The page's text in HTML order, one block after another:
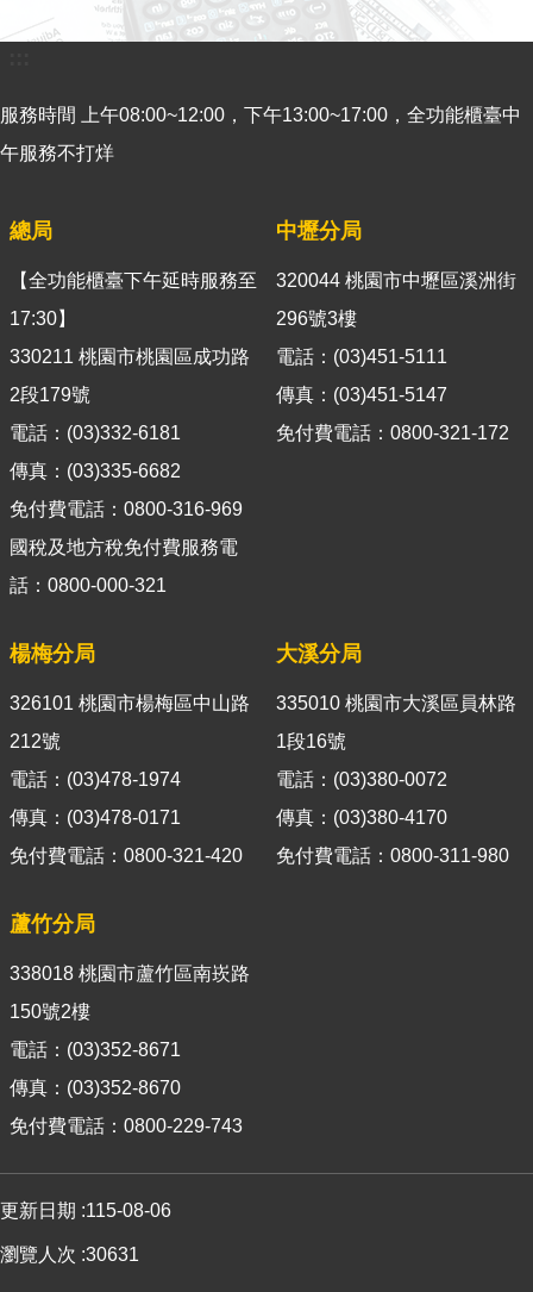
宣
區
導
視
訊
服
房
屋
稅
2.0
更
服
返
回
官
Indonesia
Nam
English
站
導
市
信
服務時間 上午08:00~12:00，下午13:00~17:00，全功能櫃臺中
午服務不打烊
總局
【全功能櫃臺下午延時服務至
17:30】
330211 桃園市桃園區成功路
2段179號
電話：(03)332-6181
傳真：(03)335-6682
免付費電話：0800-316-969
國稅及地方稅免付費服務電
話：0800-000-321
中壢分局
320044 桃園市中壢區溪洲街
296號3樓
電話：(03)451-5111
傳真：(03)451-5147
免付費電話：0800-321-172
楊梅分局
326101 桃園市楊梅區中山路
212號
電話：(03)478-1974
傳真：(03)478-0171
免付費電話：0800-321-420
大溪分局
335010 桃園市大溪區員林路
1段16號
電話：(03)380-0072
傳真：(03)380-4170
免付費電話：0800-311-980
蘆竹分局
338018 桃園市蘆竹區南崁路
150號2樓
電話：(03)352-8671
傳真：(03)352-8670
免付費電話：0800-229-743
更新日期 115-08-06
瀏覽人次 30631